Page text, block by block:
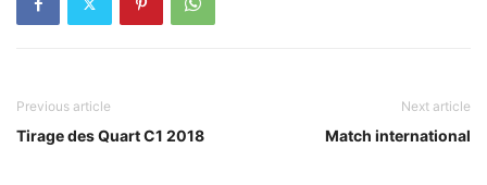
Previous article
Tirage des Quart C1 2018
Next article
Match international